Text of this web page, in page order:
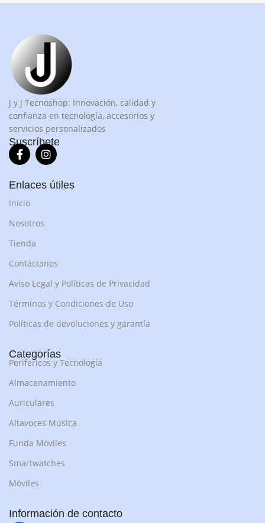
J y J Tecnoshop: Innovación, calidad y
confianza en tecnología, accesorios y
servicios personalizados
Suscríbete
Enlaces útiles
Inicio
Nosotros
Tienda
Contáctanos
Aviso Legal y Políticas de Privacidad
Términos y Condiciones de Uso
Políticas de devoluciones y garantía
Categorías
Perifericos y Tecnología
Almacenamiento
Auriculares
Altavoces Música
Funda Móviles
Smartwatches
Móviles
Información de contacto